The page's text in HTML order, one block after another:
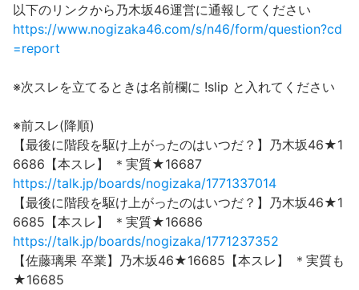
以下のリンクから乃木坂46運営に通報してください
https://www.nogizaka46.com/s/n46/form/question?cd
=report
※次スレを立てるときは名前欄に !slip と入れてください
※前スレ(降順)
【最後に階段を駆け上がったのはいつだ？】乃木坂46★1
6686【本スレ】 ＊実質★16687
https://talk.jp/boards/nogizaka/1771337014
【最後に階段を駆け上がったのはいつだ？】乃木坂46★1
6685【本スレ】 ＊実質★16686
https://talk.jp/boards/nogizaka/1771237352
【佐藤璃果 卒業】乃木坂46★16685【本スレ】 ＊実質も
★16685